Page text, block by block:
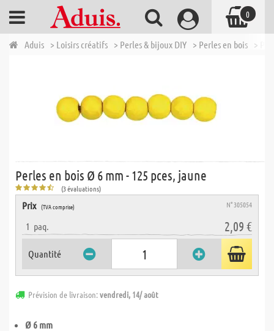
Aduis > Loisirs créatifs > Perles & bijoux DIY > Perles en bois >
Perles en bois Ø 6 mm - 125 pces, jaune
(3 évaluations)
Prix (TVA comprise) N° 305054
1 paq. 2,09 €
Quantité
Prévision de livraison:vendredi, 14/ août
Ø 6 mm
0